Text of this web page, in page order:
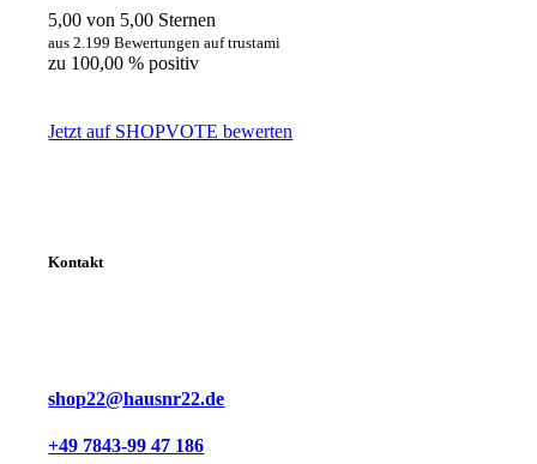
5,00 von 5,00 Sternen
aus 2.199 Bewertungen auf trustami
zu 100,00 % positiv
Jetzt auf SHOPVOTE bewerten
Kontakt
shop22@hausnr22.de
+49 7843-99 47 186